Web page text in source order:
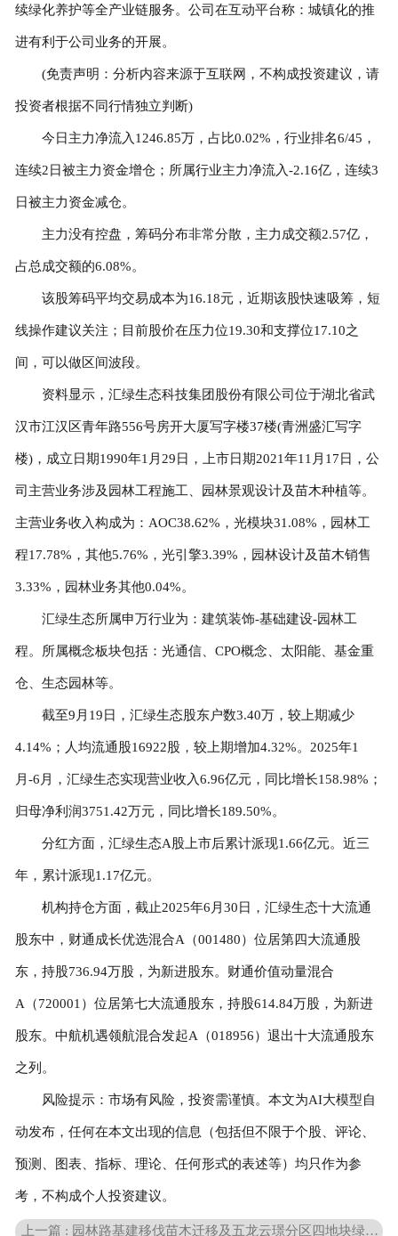
续绿化养护等全产业链服务。公司在互动平台称：城镇化的推
进有利于公司业务的开展。
(免责声明：分析内容来源于互联网，不构成投资建议，请
投资者根据不同行情独立判断)
今日主力净流入1246.85万，占比0.02%，行业排名6/45，
连续2日被主力资金增仓；所属行业主力净流入-2.16亿，连续3
日被主力资金减仓。
主力没有控盘，筹码分布非常分散，主力成交额2.57亿，
占总成交额的6.08%。
该股筹码平均交易成本为16.18元，近期该股快速吸筹，短
线操作建议关注；目前股价在压力位19.30和支撑位17.10之
间，可以做区间波段。
资料显示，汇绿生态科技集团股份有限公司位于湖北省武
汉市江汉区青年路556号房开大厦写字楼37楼(青洲盛汇写字
楼)，成立日期1990年1月29日，上市日期2021年11月17日，公
司主营业务涉及园林工程施工、园林景观设计及苗木种植等。
主营业务收入构成为：AOC38.62%，光模块31.08%，园林工
程17.78%，其他5.76%，光引擎3.39%，园林设计及苗木销售
3.33%，园林业务其他0.04%。
汇绿生态所属申万行业为：建筑装饰-基础建设-园林工
程。所属概念板块包括：光通信、CPO概念、太阳能、基金重
仓、生态园林等。
截至9月19日，汇绿生态股东户数3.40万，较上期减少
4.14%；人均流通股16922股，较上期增加4.32%。2025年1
月-6月，汇绿生态实现营业收入6.96亿元，同比增长158.98%；
归母净利润3751.42万元，同比增长189.50%。
分红方面，汇绿生态A股上市后累计派现1.66亿元。近三
年，累计派现1.17亿元。
机构持仓方面，截止2025年6月30日，汇绿生态十大流通
股东中，财通成长优选混合A（001480）位居第四大流通股
东，持股736.94万股，为新进股东。财通价值动量混合
A（720001）位居第七大流通股东，持股614.84万股，为新进
股东。中航机遇领航混合发起A（018956）退出十大流通股东
之列。
风险提示：市场有风险，投资需谨慎。本文为AI大模型自
动发布，任何在本文出现的信息（包括但不限于个股、评论、
预测、图表、指标、理论、任何形式的表述等）均只作为参
考，不构成个人投资建议。
上一篇 : 园林路基建移伐苗木迁移及五龙云璟分区四地块绿化施工项目邀请招标公告